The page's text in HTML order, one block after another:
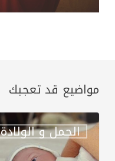
مواضيع قد تعجبك
الحمل و الولادة
الولادة